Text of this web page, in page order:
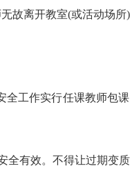
故离开教室(或活动场所
全工作实行任课教师包
全有效。不得让过期变